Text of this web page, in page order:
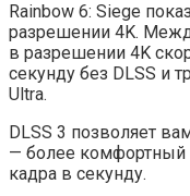
Rainbow 6: Siege
разрешении 4K.
в разрешении 4K
секунду без DLSS и
Ultra.
DLSS 3 позволяет
— более комфортный
кадра в секунду.